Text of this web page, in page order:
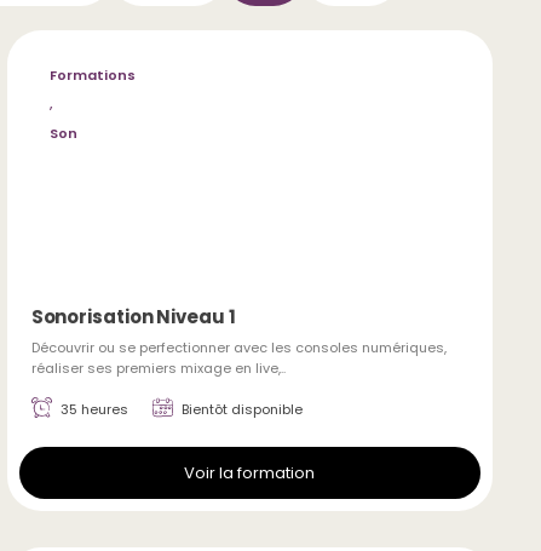
Sonorisation Niveau 1
Découvrir ou se perfectionner avec les consoles numériques,
réaliser ses premiers mixage en live,..
Formations
,
Son
35 heures Bientôt disponible
Voir la formation